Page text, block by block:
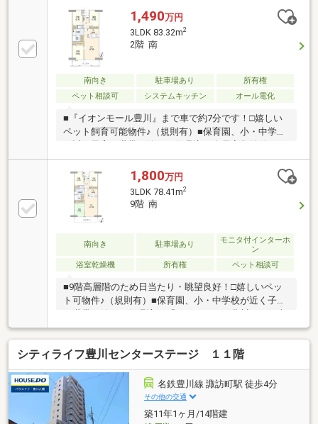
1,490万円
3LDK 83.32m2
2階 南
南向き 駐車場あり
所有権
ペット相談可
システムキッチン オール電化
■『イオンモール豊川』まで車で約7分です！□嬉しい
ペット飼育可能物件♪（規則有）■保育園、小・中学校
ため、荷物もスッキリ収納◎＊＊ライフインフォメー
ション＊＊■名鉄豊川線「諏訪町」駅…徒歩約14分□中
部小学校…徒歩約10分■南部中学校…徒歩約11分□カネ
スエ蔵子店…徒歩約6分■セブンイレブン豊川下野川町
店…徒歩約6分物件の詳細はもちろん、住宅ローンなど
のご相談も承ります！まずはお気軽にお問い合わせく
ださい♪
1,800万円
3LDK 78.41m2
9階 南
南向き 駐車場あり
モニタ付インターホ
ン
浴室乾燥機
所有権 ペット相談可
■9階高層階のため日当たり・眺望良好！□嬉しいペッ
ト可物件♪（規則有）■保育園、小・中学校が近く子育
で約7分です！＊＊ライフインフォメーション＊＊■名
鉄豊川線「諏訪町」駅…徒歩約14分□中部小学校…徒歩
約11分■南部中学校…徒歩約10分□カネスエ蔵子店…徒
歩約7分■セブンイレブン豊川下野川町店…徒歩約7分物
件の詳細はもちろん、住宅ローンなどのご相談も承り
ます！まずはお気軽にお問い合わせください♪
シティライフ豊川センターステージ １１階
名鉄豊川線 諏訪町駅 徒歩4分
その他の交通
築11年1ヶ月/14階建